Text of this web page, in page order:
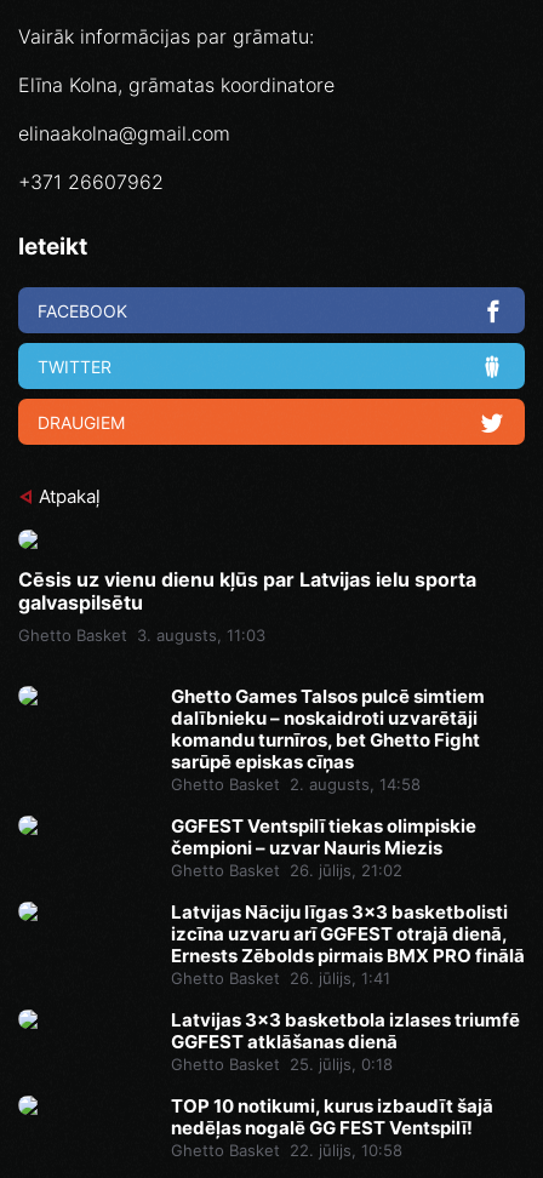
Vairāk informācijas par grāmatu:
Elīna Kolna, grāmatas koordinatore
elinaakolna@gmail.com
+371 26607962
Ieteikt
FACEBOOK
TWITTER
DRAUGIEM
Atpakaļ
Cēsis uz vienu dienu kļūs par Latvijas ielu sporta
galvaspilsētu
Ghetto Basket 3. augusts, 11:03
Ghetto Games Talsos pulcē simtiem
dalībnieku – noskaidroti uzvarētāji
komandu turnīros, bet Ghetto Fight
sarūpē episkas cīņas
Ghetto Basket 2. augusts, 14:58
GGFEST Ventspilī tiekas olimpiskie
čempioni – uzvar Nauris Miezis
Ghetto Basket 26. jūlijs, 21:02
Latvijas Nāciju līgas 3x3 basketbolisti
izcīna uzvaru arī GGFEST otrajā dienā,
Ernests Zēbolds pirmais BMX PRO finālā
Ghetto Basket 26. jūlijs, 1:41
Latvijas 3x3 basketbola izlases triumfē
GGFEST atklāšanas dienā
Ghetto Basket 25. jūlijs, 0:18
TOP 10 notikumi, kurus izbaudīt šajā
nedēļas nogalē GG FEST Ventspilī!
Ghetto Basket 22. jūlijs, 10:58